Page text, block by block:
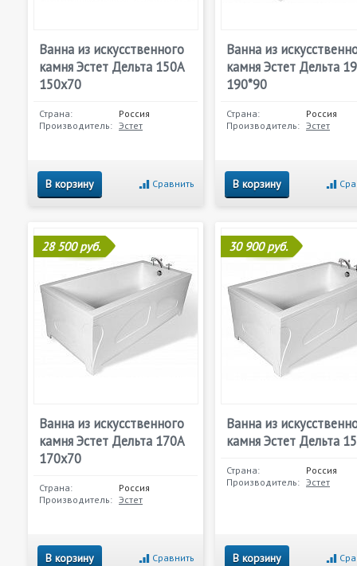
Ванна из искусственного
камня Эстет Дельта 150А
150x70
Страна:
Россия
Производитель: Эстет
В корзину Сравнить
Ванна из
камня Эстет Дельта
190*90
Страна:
Россия
Производитель: Эстет
В корзину
28 500 руб.
Ванна из искусственного
камня Эстет Дельта 170А
170x70
Страна:
Россия
Производитель: Эстет
В корзину Сравнить
30 900 руб.
Ванна из
камня Эстет Дельта
Страна:
Россия
Производитель: Эстет
В корзину